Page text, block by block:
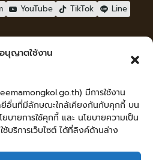
นุญาตใช้งาน
มีการใช้งาน
ยีอื่นที่มีลักษณะใกล้เคียงกันกับคุกกี้ บน
ยบายการใช้คุกกี้ และ นโยบายความเป็น
ริการเว็บไซต์ ได้ที่ลิงค์ด้านล่าง
YouTube TikTok Line